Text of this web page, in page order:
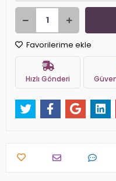
Favorilerime ekle
Hızlı Gönderi